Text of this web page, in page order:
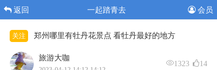
返回 一起踏青去 会员
关注 郑州哪里有牡丹花景点 看牡丹最好的地方
旅游大咖
1323 14